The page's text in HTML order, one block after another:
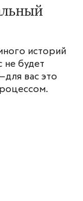
историй
не будет
вас это